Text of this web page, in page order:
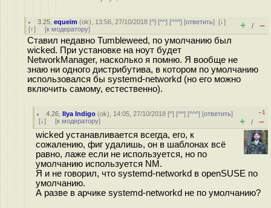
3.25 ,equeim (ok), 13:56, 27/10/2018 [^] [^^] [^^^] [ответить][↓]
[↑] [к модератору] + / –
Ставил недавно Tumbleweed, по умолчанию был
wicked. При установке на ноут будет
NetworkManager, насколько я помню. Я вообще не
знаю ни одного дистрибутива, в котором по умолчанию
использовался бы systemd-networkd (но его можно
включить самому, естественно).
4.26 ,Ilya Indigo (ok), 14:05, 27/10/2018 [^] [^^] [^^^] [ответить]
[↓] [к модератору]
–1
+ / –
wicked устанавливается всегда, его, к
сожалению, фиг удалишь, он в шаблонах всё
равно, лаже если не используется, но по
умолчанию используется NM.
Я и не говорил, что systemd-networkd в openSUSE по
умолчанию.
А разве в арчике systemd-networkd не по умолчанию?